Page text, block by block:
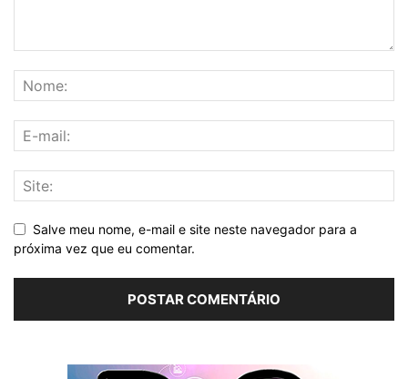
Salve meu nome, e-mail e site neste navegador para a
próxima vez que eu comentar.